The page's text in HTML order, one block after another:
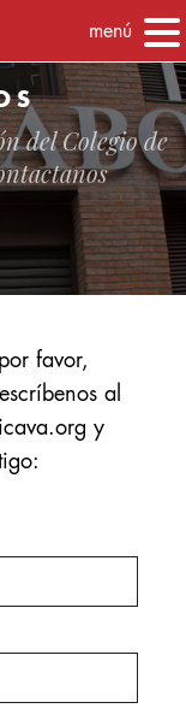
menú
del Colegio de
favor,
al
y